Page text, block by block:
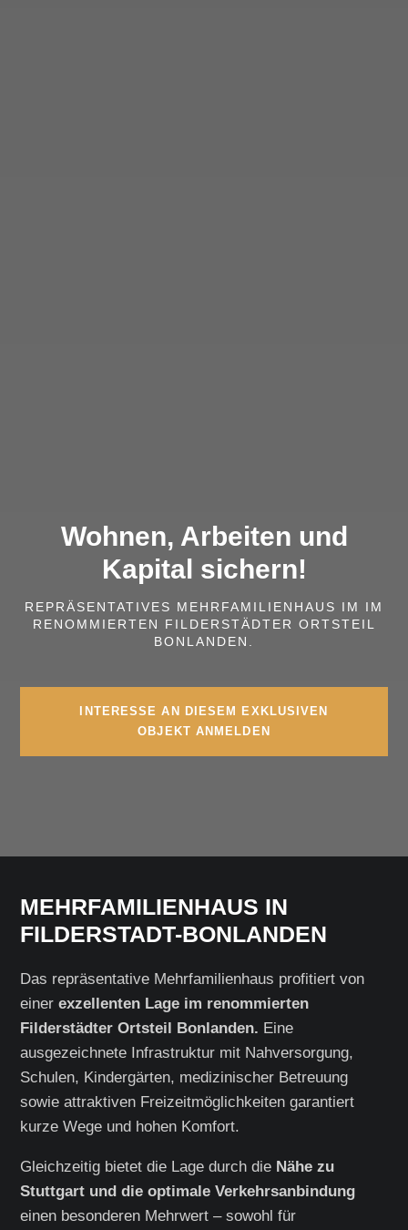
Wohnen, Arbeiten und
Kapital sichern!
REPRÄSENTATIVES MEHRFAMILIENHAUS IM IM
RENOMMIERTEN FILDERSTÄDTER ORTSTEIL
BONLANDEN.
INTERESSE AN DIESEM EXKLUSIVEN
OBJEKT ANMELDEN
MEHRFAMILIENHAUS IN
FILDERSTADT-BONLANDEN
Das repräsentative Mehrfamilienhaus profitiert von
einerexzellenten Lage im renommierten
Filderstädter Ortsteil Bonlanden. Eine
ausgezeichnete Infrastruktur mit Nahversorgung,
Schulen, Kindergärten, medizinischer Betreuung
sowie attraktiven Freizeitmöglichkeiten garantiert
kurze Wege und hohen Komfort.
Gleichzeitig bietet die Lage durch die Nähe zu
Stuttgart und die optimale Verkehrsanbindung
einen besonderen Mehrwert – sowohl für